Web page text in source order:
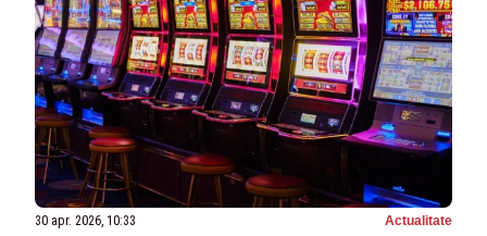
30 apr. 2026, 10:33 Actualitate